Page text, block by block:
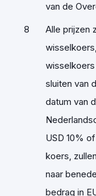
van de
Alle prijzen
sluiten van
datum van
USD 10%
koers,
naar
bedrag in